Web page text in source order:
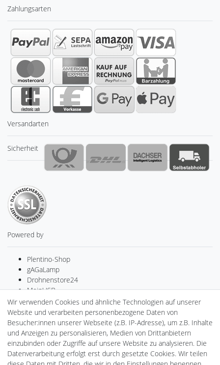
Zahlungsarten
Versandarten
Sicherheit
Powered by
Plentino-Shop
gAGaLamp
Drohnenstore24
MeinUSB
Batteriespeicher
PlentiSolar
LED-RETROSHOP
Ledkauf
DEYESOLAR
Lightech Connect
CardanLight Europe
Wir verwenden Cookies und ähnliche Technologien auf unserer
Website und verarbeiten personenbezogene Daten von
Besucher:innen unserer Webseite (z.B. IP-Adresse), um z.B. Inhalte
und Anzeigen zu personalisieren, Medien von Drittanbietern
einzubinden oder Zugriffe auf unsere Website zu analysieren. Die
Datenverarbeitung erfolgt erst durch gesetzte Cookies. Wir teilen